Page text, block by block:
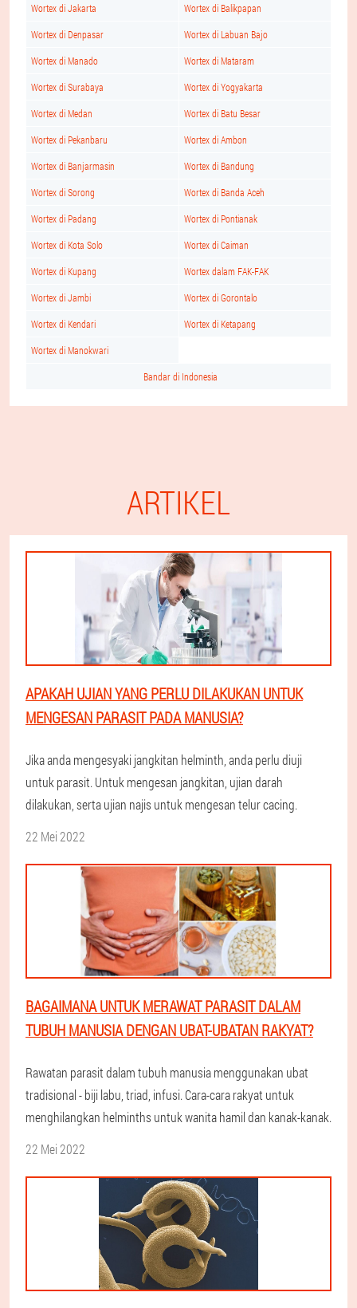
Wortex di Jakarta Wortex di Balikpapan
Wortex di Denpasar Wortex di Labuan Bajo
Wortex di Manado Wortex di Mataram
Wortex di Surabaya Wortex di Yogyakarta
Wortex di Medan Wortex di Batu Besar
Wortex di Pekanbaru Wortex di Ambon
Wortex di Banjarmasin Wortex di Bandung
Wortex di Sorong Wortex di Banda Aceh
Wortex di Padang Wortex di Pontianak
Wortex di Kota Solo Wortex di Caiman
Wortex di Kupang Wortex dalam FAK-FAK
Wortex di Jambi Wortex di Gorontalo
Wortex di Kendari Wortex di Ketapang
Wortex di Manokwari
Bandar di Indonesia
ARTIKEL
APAKAH UJIAN YANG PERLU DILAKUKAN UNTUK
MENGESAN PARASIT PADA MANUSIA?
Jika anda mengesyaki jangkitan helminth, anda perlu diuji
untuk parasit. Untuk mengesan jangkitan, ujian darah
dilakukan, serta ujian najis untuk mengesan telur cacing.
22 Mei 2022
BAGAIMANA UNTUK MERAWAT PARASIT DALAM
TUBUH MANUSIA DENGAN UBAT-UBATAN RAKYAT?
Rawatan parasit dalam tubuh manusia menggunakan ubat
tradisional - biji labu, triad, infusi. Cara-cara rakyat untuk
menghilangkan helminths untuk wanita hamil dan kanak-kanak.
22 Mei 2022